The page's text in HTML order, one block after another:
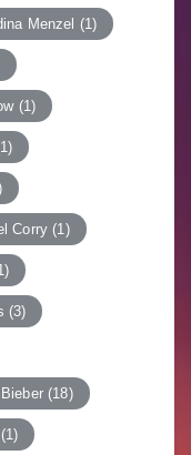
Menzel (1)
(1)
Corry (1)
(3)
(18)
(1)